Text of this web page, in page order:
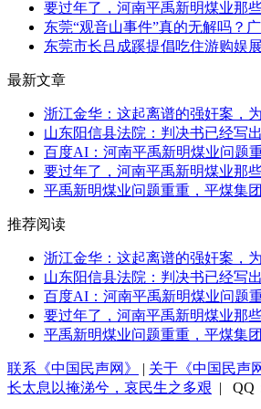
要过年了，河南平禹新明煤业那
东莞“观音山事件”真的无解吗？
东莞市长吕成蹊提倡吃住游购娱
最新文章
浙江金华：这起离谱的强奸案，
山东阳信县法院：判决书已经写
百度AI：河南平禹新明煤业问题
要过年了，河南平禹新明煤业那
平禹新明煤业问题重重，平煤集
推荐阅读
浙江金华：这起离谱的强奸案，
山东阳信县法院：判决书已经写
百度AI：河南平禹新明煤业问题
要过年了，河南平禹新明煤业那
平禹新明煤业问题重重，平煤集
联系《中国民声网》 | 关于《中国民声
长太息以掩涕兮，哀民生之多艰 | QQ